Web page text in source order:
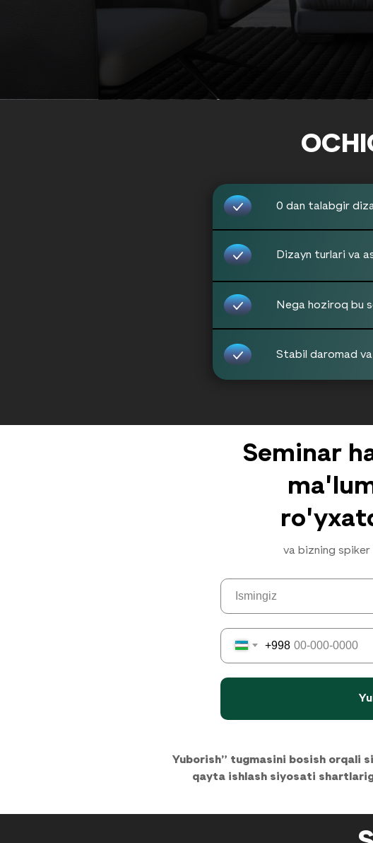
0 dan talabgir
Dizayn turlari va
Nega hoziroq bu
Stabil daromad
Seminar
va bizning spiker
+998
Yuborish” tugmasini bosish orqali
qayta ishlash siyosati